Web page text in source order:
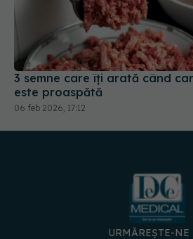
3 semne care îți arată când
este proaspătă
06 feb 2026, 17:12
URMĂREȘTE-NE